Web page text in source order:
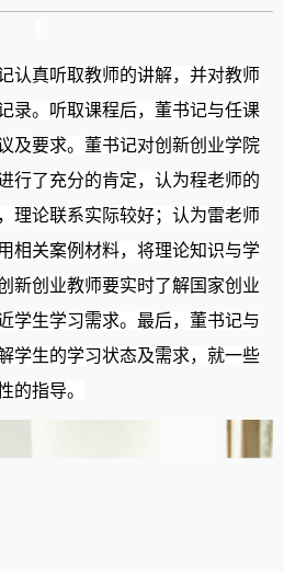
认真听取教师的讲解， 并对教师
录。听取课程后，董书记与任课
及要求。 董书记对创新创业学院
行了充分的肯定， 认为程老师的
理论联系实际较好； 认为雷老师
相关案例材料，将理论知识与学
新创业教师要实时了解国家创业
学生学习需求。最后，董书记与
学生的学习状态及需求， 就一些
的指导。